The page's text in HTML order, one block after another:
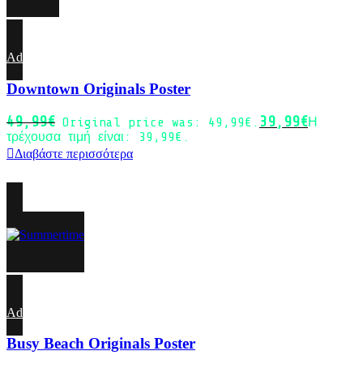
Add to wishlist
Downtown Originals Poster
49,99€ Original price was: 49,99€. 39,99€Η
τρέχουσα τιμή είναι: 39,99€.
Διαβάστε περισσότερα
Add to wishlist
Busy Beach Originals Poster